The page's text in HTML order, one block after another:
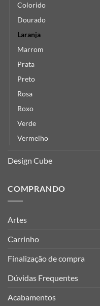
Colorido
Dourado
Laranja
Marrom
Prata
Preto
Rosa
Roxo
Verde
Vermelho
Design Cube
COMPRANDO
Artes
Carrinho
Finalização de compra
Dúvidas Frequentes
Acabamentos